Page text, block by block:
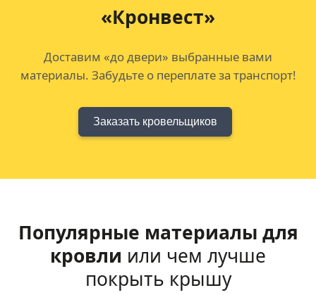
«Кронвест»
Доставим «до двери» выбранные вами
материалы. Забудьте о переплате за транспорт!
Заказать кровельщиков
Популярные материалы для
кровли или чем лучше
покрыть крышу